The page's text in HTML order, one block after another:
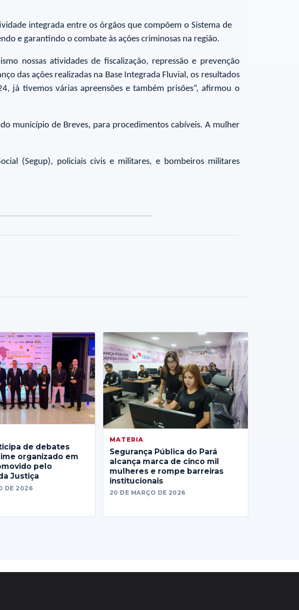
integrada entre os órgãos que compõem o Sistema de
e garantindo o combate às ações criminosas na região.
nossas atividades de fiscalização, repressão e prevenção
das ações realizadas na Base Integrada Fluvial, os resultados
já tivemos várias apreensões e também prisões”, afirmou o
município de Breves, para procedimentos cabíveis. A mulher
(Segup), policiais civis e militares, e bombeiros militares
de debates
organizado em
pelo
Justiça
DE 2026
MATERIA
Segurança Pública do Pará
alcança marca de cinco mil
mulheres e rompe barreiras
institucionais
20 DE MARÇO DE 2026